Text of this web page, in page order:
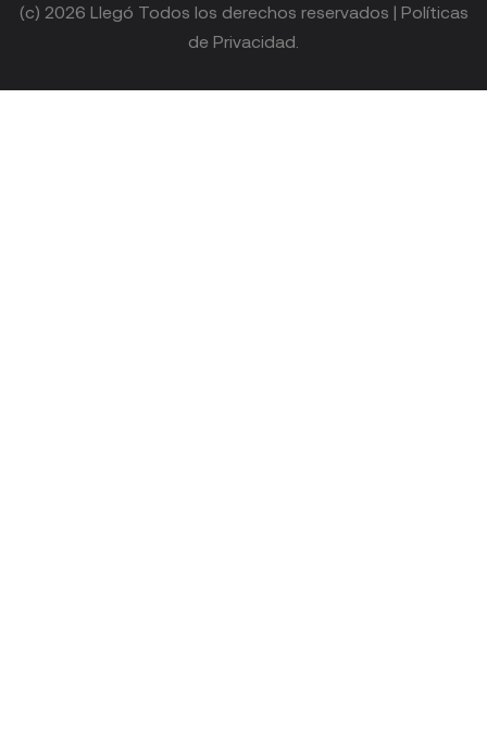
(c) 2026 Llegó Todos los derechos reservados | Políticas
de Privacidad.